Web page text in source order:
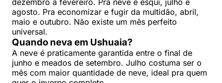
dezembro a fevereiro. Pra neve e esqui, julho e
agosto. Pra economizar e fugir da multidão, abril,
maio e outubro. Não existe um mês perfeito
universal.
Quando neva em Ushuaia?
A neve é praticamente garantida entre o final de
junho e meados de setembro. Julho costuma ser o
mês com maior quantidade de neve, ideal pra quem